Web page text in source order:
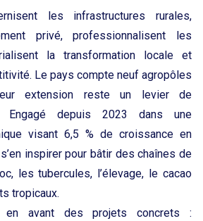
les infrastructures rurales,
privé, professionnalisent les
la transformation locale et
Le pays compte neuf agropôles
extension reste un levier de
Engagé depuis 2023 dans une
visant 6,5 % de croissance en
inspirer pour bâtir des chaînes de
les tubercules, l’élevage, le cacao
tropicaux.
avant des projets concrets :